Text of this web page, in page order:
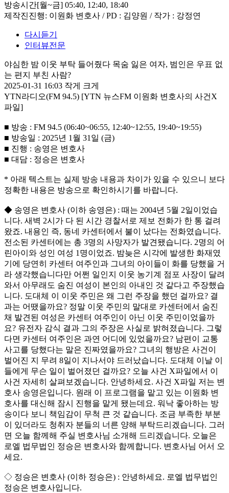
방송시간[월~금] 05:40, 12:40, 18:40
제작진진행: 이원화 변호사 / PD : 김양원 / 작가 : 강정연
다시듣기
인터뷰전문
야심한 밤 이웃 부탁 들어줬다 목숨 잃은 여자, 범인은 우표 없
는 편지 부친 사람?
2025-01-31 16:03 작게
크게
YTN라디오(FM 94.5) [YTN 뉴스FM 이원화 변호사의 사건X
파일]
■ 방송 : FM 94.5 (06:40~06:55, 12:40~12:55, 19:40~19:55)
■ 방송일 : 2025년 1월 31일 (금)
■ 진행 : 송영은 변호사
■ 대담 : 정승은 변호사
* 아래 텍스트는 실제 방송 내용과 차이가 있을 수 있으니 보다
정확한 내용은 방송으로 확인하시기를 바랍니다.
◆ 송영은 변호사 (이하 송영은) : 때는 2004년 5월 2일이었습
니다. 새벽 2시가 다 된 시간 경찰서로 제보 전화가 한 통 걸려
왔죠. 내용인 즉, 동네 카센터에서 불이 났다는 전화였습니다.
전소된 카센터에는 총 3명의 사망자가 발견됐습니다. 2명의 어
린아이와 성인 여성 1명이었죠. 밤늦은 시각에 발생한 화재였
기에 당연히 카센터 여주인과 그녀의 아이들이 화를 당했을 거
라 생각했습니다만 어쩐 일인지 이웃 농기계 점포 사장이 달려
와서 아무래도 숨진 여성이 본인의 아내인 것 같다고 주장했습
니다. 도대체 이 이웃 주민은 왜 그런 주장을 했던 걸까요? 결
과는 어땠을까요? 정말 이웃 주민의 말대로 카센터에서 숨진
채 발견된 여성은 카센터 여주인이 아닌 이웃 주민이었을까
요? 유전자 감식 결과 그의 주장은 사실로 밝혀졌습니다. 그렇
다면 카센터 여주인은 과연 어디에 있었을까요? 남편이 교통
사고를 당했다는 말은 진짜였을까요? 그녀의 행방은 사건이
벌어진 지 무려 8일이 지나서야 드러났습니다. 도대체 이날 이
들에게 무슨 일이 벌어졌던 걸까요? 오늘 사건 X파일에서 이
사건 자세히 살펴보겠습니다. 안녕하세요. 사건 X파일 저는 변
호사 송영은입니다. 원래 이 프로그램을 맡고 있는 이원화 변
호사를 대신해 잠시 진행을 맡게 됐는데요. 워낙 좋아하는 방
송이다 보니 책임감이 무척 큰 것 같습니다. 조금 부족한 부분
이 있더라도 청취자 분들의 너른 양해 부탁드리겠습니다. 그러
면 오늘 함께해 주실 변호사님 소개해 드리겠습니다. 오늘은
로엘 법무법인 정승은 변호사와 함께합니다. 변호사님 어서 오
세요.
◇ 정승은 변호사 (이하 정승은) : 안녕하세요. 로엘 법무법인
정승은 변호사입니다.